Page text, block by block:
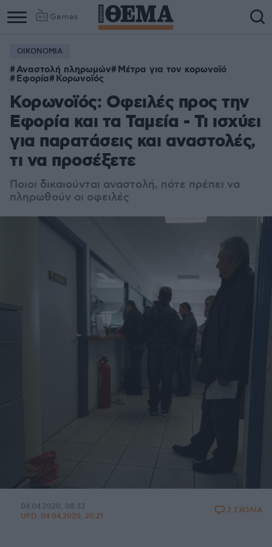
Games
ΟΙΚΟΝΟΜΙΑ
Αναστολή πληρωμών Μέτρα για τον κορωνοϊό
Εφορία Κορωνοϊός
Κορωνοϊός: Οφειλές προς την
Εφορία και τα Ταμεία - Τι ισχύει
για παρατάσεις και αναστολές,
τι να προσέξετε
Ποιοι δικαιούνται αναστολή, πότε πρέπει να
πληρωθούν οι οφειλές
04.04.2020, 08:33
UPD: 04.04.2020, 20:21
2 ΣΧΟΛΙΑ